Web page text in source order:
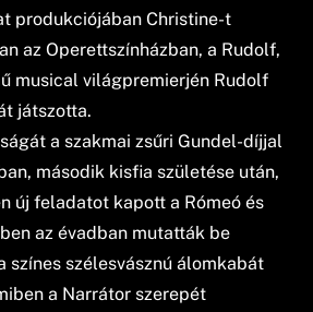
produkciójában Christine-t
az Operettszínházban, a Rudolf,
musical világpremierjén Rudolf
játszotta.
a szakmai zsűri Gundel-díjjal
második kisfia születése után,
új feladatot kapott a Rómeó és
az évadban mutatták be
színes szélesvásznú álomkabát
a Narrátor szerepét